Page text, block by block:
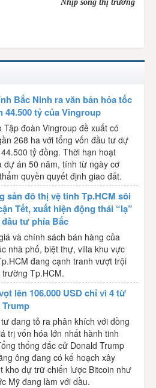
Nhịp sống thị trường
Bắc Ninh ra văn bản hỏa tốc
44.500 tỷ của Vingroup
Tập đoàn Vingroup đề xuất có
268 ha với tổng vốn đầu tư dự
tỷ đồng. Thời hạn hoạt
dự án 50 năm, tính từ ngày cơ
quyền quyết định giao đất.
sản đô thị vệ tinh Tp.HCM sôi
Tết, xuất hiện động thái “lạ”
tư phía Bắc
và chính sách bán hàng của
nhà phố, biệt thự, villa khu vực
đang cạnh tranh vượt trội
Tp.HCM.
lên 106.000 USD chỉ vì 4 từ
đang tỏ ra phân khích với đồng
trị vốn hóa lớn nhất hành tinh
thống đắc cử Donald Trump
ông đang có kế hoạch xây
kho dự trữ chiến lược Bitcoin như
Mỹ đang làm với dầu.